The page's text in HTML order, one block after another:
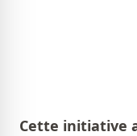
Cette initiative